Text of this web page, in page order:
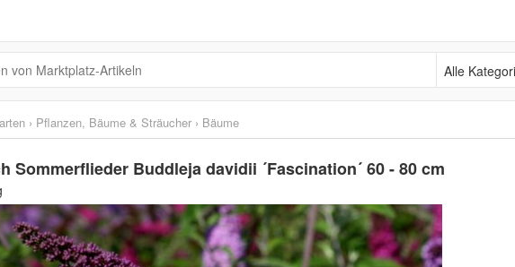
Alle Kategorien
› Pflanzen, Bäume & Sträucher › Bäume
Sommerflieder Buddleja davidii ´Fascination´ 60 - 80 cm